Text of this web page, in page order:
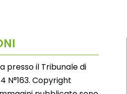
presso il Tribunale di
N°163. Copyright